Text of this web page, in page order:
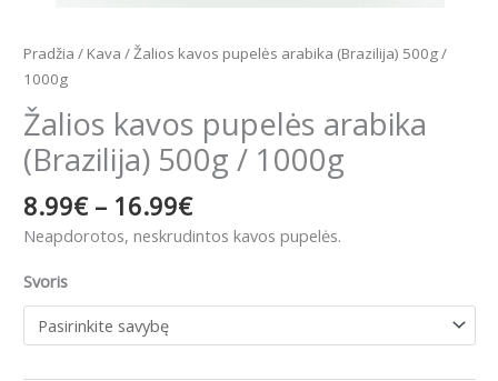
Pradžia / Kava / Žalios kavos pupelės arabika (Brazilija) 500g /
1000g
Žalios kavos pupelės arabika
(Brazilija) 500g / 1000g
8.99€ – 16.99€
Neapdorotos, neskrudintos kavos pupelės.
Svoris